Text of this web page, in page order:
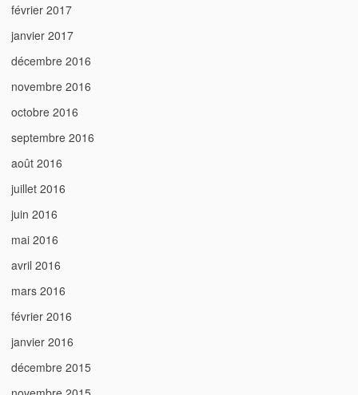
février 2017
janvier 2017
décembre 2016
novembre 2016
octobre 2016
septembre 2016
août 2016
juillet 2016
juin 2016
mai 2016
avril 2016
mars 2016
février 2016
janvier 2016
décembre 2015